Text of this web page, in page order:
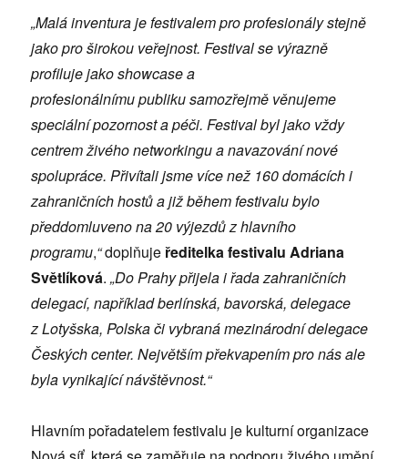
„Malá inventura je festivalem pro profesionály stejně
jako pro širokou veřejnost. Festival se výrazně
profiluje jako showcase a
profesionálnímu publiku samozřejmě věnujeme
speciální pozornost a péči. Festival byl jako vždy
centrem živého networkingua navazování nové
spolupráce. Přivítalijsme více než 160 domácích i
zahraničních hostůa již během festivalu bylo
předdomluveno na 20 výjezdů z hlavního
programu,“doplňujeředitelka festivalu Adriana
Světlíková. „Do Prahy přijelaiřada zahraničních
delegací, například berlínská, bavorská, delegace
z Lotyšska, Polska či vybraná mezinárodní delegace
Českých center. Největším překvapením pro nás ale
byla vynikající návštěvnost.“
Hlavním pořadatelem festivalu je kulturní organizace